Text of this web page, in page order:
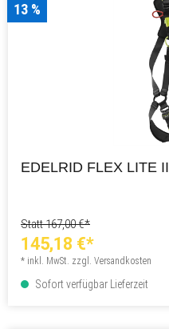
13 %
EDELRID FLEX LITE II
Statt 167,00 €*
145,18 €*
* inkl. MwSt. zzgl. Versandkosten
Sofort verfügbar Lieferzeit